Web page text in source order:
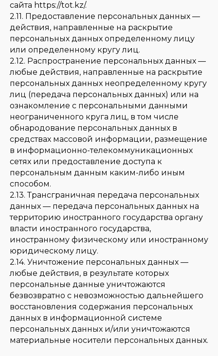
сайта https://tot.kz/.
2.11. Предоставление персональных данных —
действия, направленные на раскрытие
персональных данных определенному лицу
или определенному кругу лиц.
2.12. Распространение персональных данных —
любые действия, направленные на раскрытие
персональных данных неопределенному кругу
лиц (передача персональных данных) или на
ознакомление с персональными данными
неограниченного круга лиц, в том числе
обнародование персональных данных в
средствах массовой информации, размещение
в информационно-телекоммуникационных
сетях или предоставление доступа к
персональным данным каким-либо иным
способом.
2.13. Трансграничная передача персональных
данных — передача персональных данных на
территорию иностранного государства органу
власти иностранного государства,
иностранному физическому или иностранному
юридическому лицу.
2.14. Уничтожение персональных данных —
любые действия, в результате которых
персональные данные уничтожаются
безвозвратно с невозможностью дальнейшего
восстановления содержания персональных
данных в информационной системе
персональных данных и/или уничтожаются
материальные носители персональных данных.